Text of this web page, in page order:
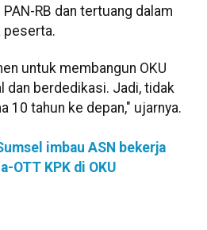
RB dan tertuang dalam
peserta.
untuk membangun OKU
dan berdedikasi. Jadi, tidak
10 tahun ke depan," ujarnya.
imbau ASN bekerja
OTT KPK di OKU